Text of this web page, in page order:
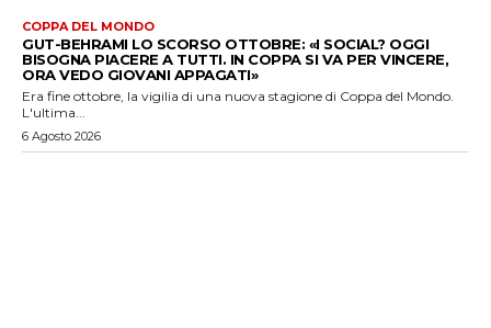
COPPA DEL MONDO
GUT-BEHRAMI LO SCORSO OTTOBRE: «I SOCIAL? OGGI
BISOGNA PIACERE A TUTTI. IN COPPA SI VA PER VINCERE,
ORA VEDO GIOVANI APPAGATI»
Era fine ottobre, la vigilia di una nuova stagione di Coppa del Mondo.
L'ultima...
6 Agosto 2026